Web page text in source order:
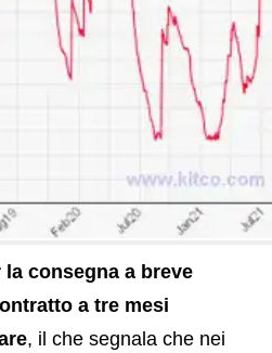
consegna a breve
a tre mesi
, il che segnala che nei